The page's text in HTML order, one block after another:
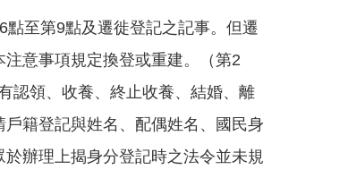
至第9點及遷徙登記之記事。但遷
意事項規定換登或重建。（第2
認領、收養、終止收養、結婚、離
籍登記與姓名、配偶姓名、國民身
辦理上揭身分登記時之法令並未規